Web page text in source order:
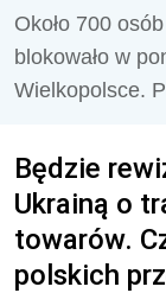
Około 700
blokowało w
Wielkopolsce.
Będzie
Ukrainą o
towarów.
polskich